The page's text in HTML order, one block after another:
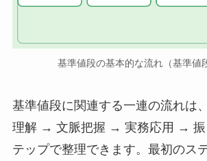
基準値段の基本的な流れ（基準値
基準値段に関連する一連の流れは
理解 → 文脈把握 → 実務応用 → 振
テップで整理できます。最初のス